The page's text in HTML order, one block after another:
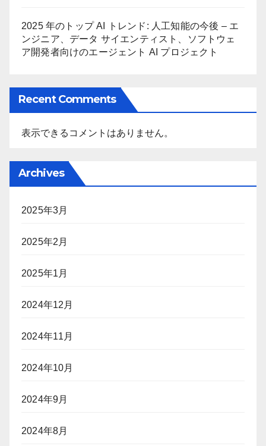
2025 年のトップ AI トレンド: 人工知能の今後 – エ
ンジニア、データ サイエンティスト、ソフトウェ
ア開発者向けのエージェント AI プロジェクト
Recent Comments
表示できるコメントはありません。
Archives
2025年3月
2025年2月
2025年1月
2024年12月
2024年11月
2024年10月
2024年9月
2024年8月